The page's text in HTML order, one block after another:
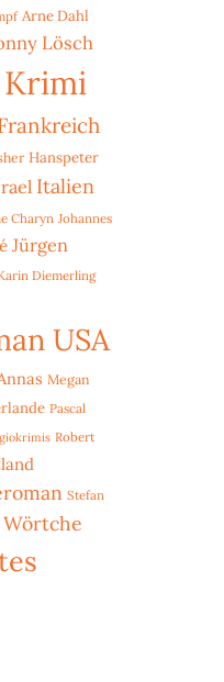
Arne Dahl
Lösch
Hanspeter
Italien
Charyn Johannes
Jürgen
Diemerling
USA
Megan
Pascal
Robert
Stefan